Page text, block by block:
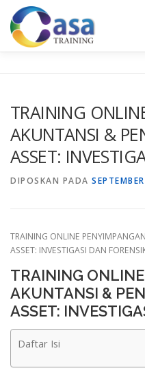
Lompat
konten
KONTAK KAMI
TRAINING
AKUNTANSI &
ASSET:
DIPOSKAN PADA
TRAINING ONLINE
ASSET: INVESTIGASI DAN
TRAINING
AKUNTANSI &
ASSET:
Daftar Isi